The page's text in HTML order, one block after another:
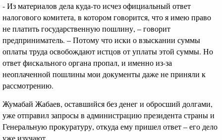
- Из материалов дела куда-то исчез официальный ответ
налогового комитета, в котором говорится, что я имею право
не платить государственную пошлину, – говорит
предприниматель. – Потому что иски о взыскании суммы
оплаты труда освобождают истцов от уплаты этой суммы. Но
ответ фискального органа пропал, и именно из-за
неоплаченной пошлины мои документы даже не приняли к
рассмотрению.
Жумабай Жабаев, оставшийся без денег и обросший долгами,
уже отправил запросы в администрацию президента страны и
Генеральную прокуратуру, откуда ему пришел ответ – его дело
уже изучают.